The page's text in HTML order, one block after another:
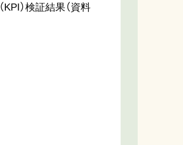
）検証結果（資料